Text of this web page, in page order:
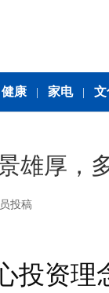
健康 家电 文
雄厚，
投稿
投资